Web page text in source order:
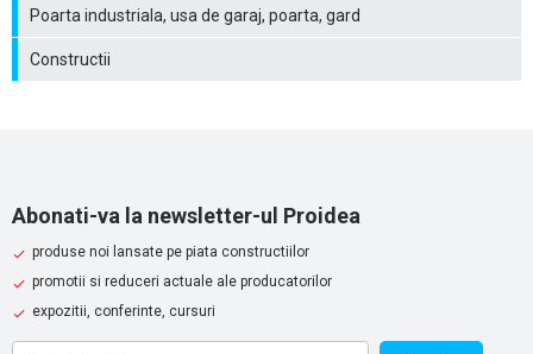
Poarta industriala, usa de garaj, poarta, gard
Constructii
Abonati-va la newsletter-ul Proidea
produse noi lansate pe piata constructiilor
promotii si reduceri actuale ale producatorilor
expozitii, conferinte, cursuri